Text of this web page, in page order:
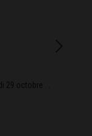
29 octobre . .